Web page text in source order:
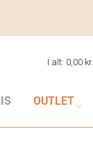
I alt: 0,00 kr.
OUTLET